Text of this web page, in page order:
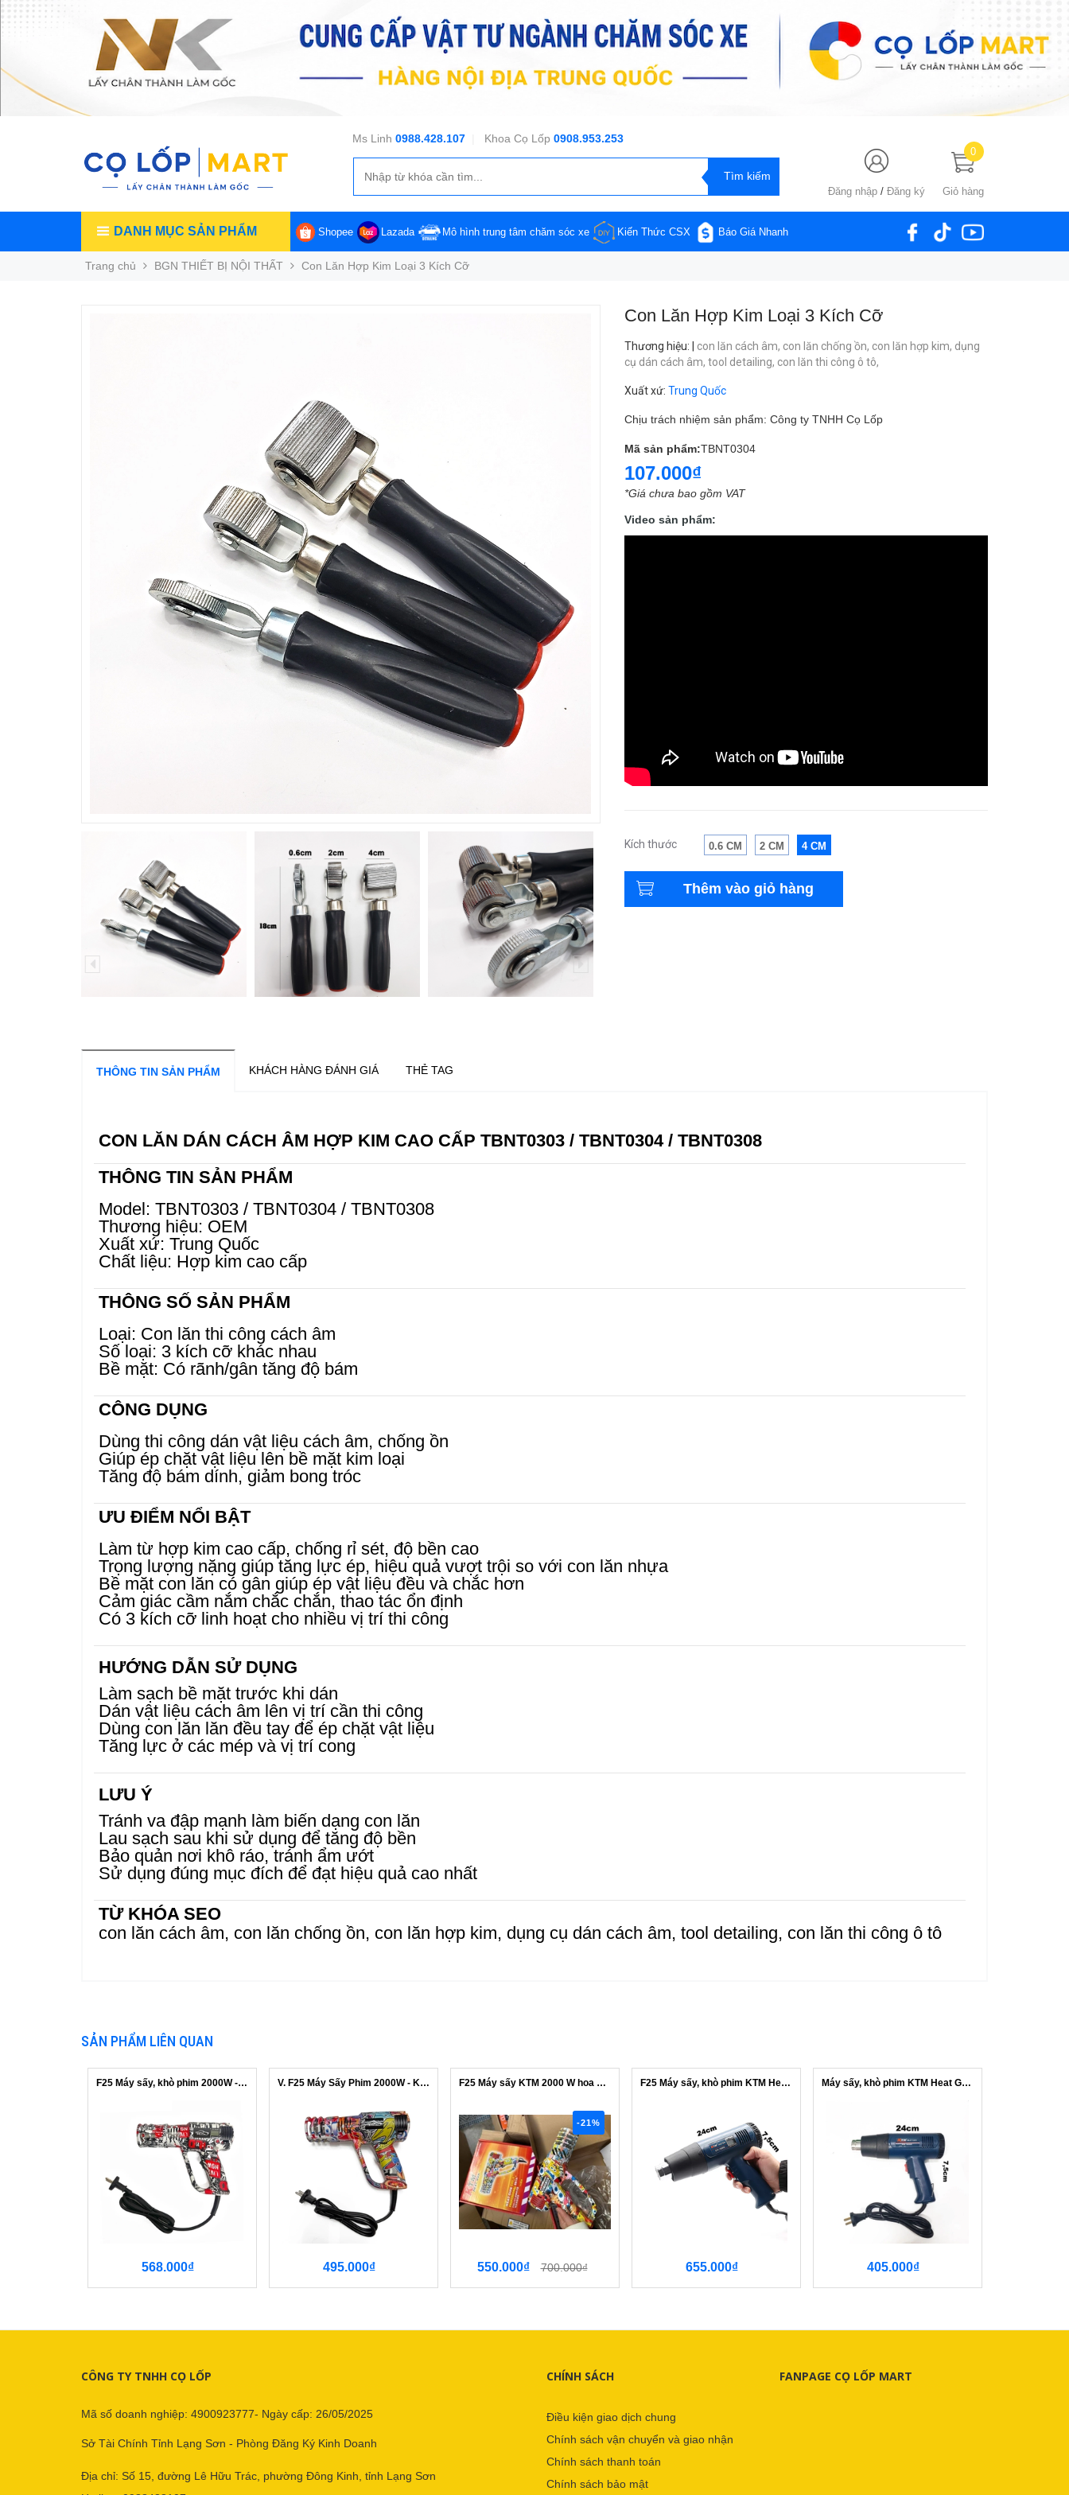
Ms Linh 0988.428.107| Khoa Cọ Lốp 0908.953.253
Đăng nhập / Đăng ký Giỏ hàng
0
DANH MỤC SẢN PHẨM Shopee Lazada Mô hình trung tâm chăm sóc xe Kiến Thức CSX Báo Giá Nhanh
Trang chủ BGN THIẾT BỊ NỘI THẤT Con Lăn Hợp Kim Loại 3 Kích Cỡ
Con Lăn Hợp Kim Loại 3 Kích Cỡ
Thương hiệu: | con lăn cách âm, con lăn chống ồn, con lăn hợp kim, dụng
cụ dán cách âm, tool detailing, con lăn thi công ô tô,
Xuất xứ: Trung Quốc
Chịu trách nhiệm sản phẩm: Công ty TNHH Cọ Lốp
Mã sản phẩm:TBNT0304
107.000₫
*Giá chưa bao gồm VAT
Video sản phẩm:
Kích thước 0.6 CM 2 CM 4 CM
Thêm vào giỏ hàng
THÔNG TIN SẢN PHẨM KHÁCH HÀNG ĐÁNH GIÁ THẺ TAG
CON LĂN DÁN CÁCH ÂM HỢP KIM CAO CẤP TBNT0303 / TBNT0304 / TBNT0308
THÔNG TIN SẢN PHẨM
Model: TBNT0303 / TBNT0304 / TBNT0308
Thương hiệu: OEM
Xuất xứ: Trung Quốc
Chất liệu: Hợp kim cao cấp
THÔNG SỐ SẢN PHẨM
Loại: Con lăn thi công cách âm
Số loại: 3 kích cỡ khác nhau
Bề mặt: Có rãnh/gân tăng độ bám
CÔNG DỤNG
Dùng thi công dán vật liệu cách âm, chống ồn
Giúp ép chặt vật liệu lên bề mặt kim loại
Tăng độ bám dính, giảm bong tróc
ƯU ĐIỂM NỔI BẬT
Làm từ hợp kim cao cấp, chống rỉ sét, độ bền cao
Trọng lượng nặng giúp tăng lực ép, hiệu quả vượt trội so với con lăn nhựa
Bề mặt con lăn có gân giúp ép vật liệu đều và chắc hơn
Cảm giác cầm nắm chắc chắn, thao tác ổn định
Có 3 kích cỡ linh hoạt cho nhiều vị trí thi công
HƯỚNG DẪN SỬ DỤNG
Làm sạch bề mặt trước khi dán
Dán vật liệu cách âm lên vị trí cần thi công
Dùng con lăn lăn đều tay để ép chặt vật liệu
Tăng lực ở các mép và vị trí cong
LƯU Ý
Tránh va đập mạnh làm biến dạng con lăn
Lau sạch sau khi sử dụng để tăng độ bền
Bảo quản nơi khô ráo, tránh ẩm ướt
Sử dụng đúng mục đích để đạt hiệu quả cao nhất
TỪ KHÓA SEO
con lăn cách âm, con lăn chống ồn, con lăn hợp kim, dụng cụ dán cách âm, tool detailing, con lăn thi công ô tô
SẢN PHẨM LIÊN QUAN
F25 Máy sấy, khò phim 2000W - Có màn ...
568.000₫
V. F25 Máy Sấy Phim 2000W - Kèm Lồng ...
495.000₫
F25 Máy sấy KTM 2000 W hoa văn dây đi...
-21%
550.000₫ 700.000₫
F25 Máy sấy, khò phim KTM Heat Gun C0...
655.000₫
Máy sấy, khò phim KTM Heat Gun C08
405.000₫
CÔNG TY TNHH CỌ LỐP
Mã số doanh nghiệp: 4900923777- Ngày cấp: 26/05/2025
Sở Tài Chính Tỉnh Lạng Sơn - Phòng Đăng Ký Kinh Doanh
Địa chỉ: Số 15, đường Lê Hữu Trác, phường Đông Kinh, tỉnh Lạng Sơn
CHÍNH SÁCH
Điều kiện giao dịch chung
Chính sách vận chuyển và giao nhận
Chính sách thanh toán
Chính sách bảo mật
FANPAGE CỌ LỐP MART